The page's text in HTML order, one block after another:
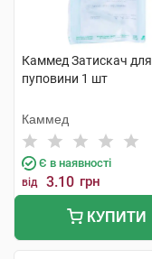
Каммед Затискач для
пуповини 1 шт
Каммед
Є в наявності
від 3.10 грн
КУПИТИ